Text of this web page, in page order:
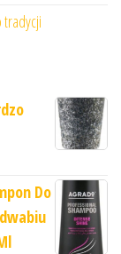
tradycji
Do